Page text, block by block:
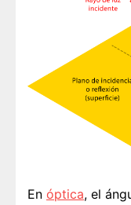
En óptica, el